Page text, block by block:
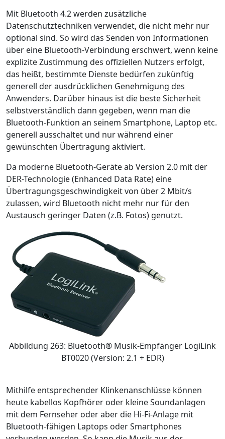
Mit Bluetooth 4.2 werden zusätzliche
Datenschutztechniken verwendet, die nicht mehr nur
optional sind. So wird das Senden von Informationen
über eine Bluetooth-Verbindung erschwert, wenn keine
explizite Zustimmung des offiziellen Nutzers erfolgt,
das heißt, bestimmte Dienste bedürfen zukünftig
generell der ausdrücklichen Genehmigung des
Anwenders. Darüber hinaus ist die beste Sicherheit
selbstverständlich dann gegeben, wenn man die
Bluetooth-Funktion an seinem Smartphone, Laptop etc.
generell ausschaltet und nur während einer
gewünschten Übertragung aktiviert.
Da moderne Bluetooth-Geräte ab Version 2.0 mit der
DER-Technologie (Enhanced Data Rate) eine
Übertragungsgeschwindigkeit von über 2 Mbit/s
zulassen, wird Bluetooth nicht mehr nur für den
Austausch geringer Daten (z.B. Fotos) genutzt.
Abbildung 263: Bluetooth® Musik-Empfänger LogiLink
BT0020 (Version: 2.1 + EDR)
Mithilfe entsprechender Klinkenanschlüsse können
heute kabellos Kopfhörer oder kleine Soundanlagen
mit dem Fernseher oder aber die Hi-Fi-Anlage mit
Bluetooth-fähigen Laptops oder Smartphones